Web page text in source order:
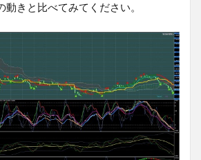
きと比べてみてください。